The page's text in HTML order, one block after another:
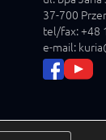
37-700
tel/fax: +48
e-mail: